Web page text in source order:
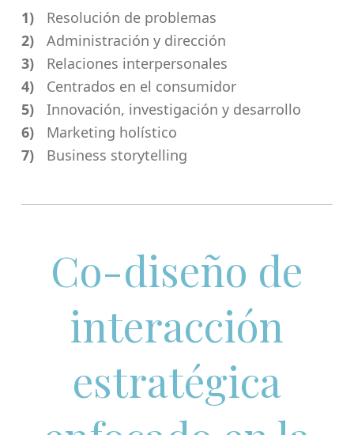
Resolución de problemas
Administración y dirección
Relaciones interpersonales
Centrados en el consumidor
Innovación, investigación y desarrollo
Marketing holístico
Business storytelling
Co-diseño de
interacción
estratégica